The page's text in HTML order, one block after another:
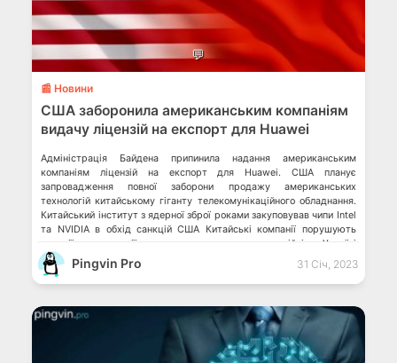
💬
📰 Новини
США заборонила американським компаніям
видачу ліцензій на експорт для Huawei
Адміністрація Байдена припинила надання американським
компаніям ліцензій на експорт для Huawei. США планує
запровадження повної заборони продажу американських
технологій китайському гіганту телекомунікаційного обладнання.
Китайський інститут з ядерної зброї роками закуповував чипи Intel
та NVIDIA в обхід санкцій США Китайські компанії порушують
санкції проти росії, допомагаючи окупантам у війні в Україні
Huawei закрила підрозділ на росії […]
Pingvin Pro 31 Січ, 2023